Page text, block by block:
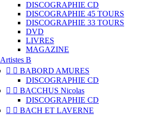
DISCOGRAPHIE CD
DISCOGRAPHIE 45 TOURS
DISCOGRAPHIE 33 TOURS
DVD
LIVRES
MAGAZINE
Artistes B
  BABORD AMURES
DISCOGRAPHIE CD
  BACCHUS Nicolas
DISCOGRAPHIE CD
  BACH ET LAVERNE